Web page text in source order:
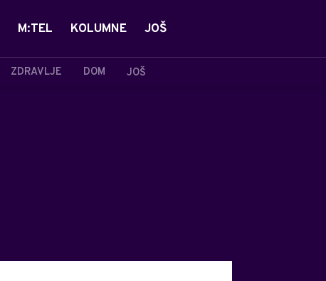
ZDRAVLJE DOM JOŠ
M:TEL KOLUMNE JOŠ